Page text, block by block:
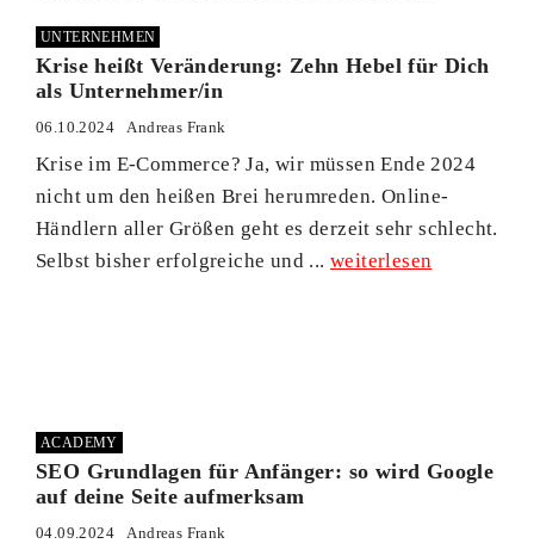
UNTERNEHMEN
Krise heißt Veränderung: Zehn Hebel für Dich
als Unternehmer/in
06.10.2024 Andreas Frank
Krise im E-Commerce? Ja, wir müssen Ende 2024
nicht um den heißen Brei herumreden. Online-
Händlern aller Größen geht es derzeit sehr schlecht.
Selbst bisher erfolgreiche und ... weiterlesen
ACADEMY
SEO Grundlagen für Anfänger: so wird Google
auf deine Seite aufmerksam
04.09.2024 Andreas Frank